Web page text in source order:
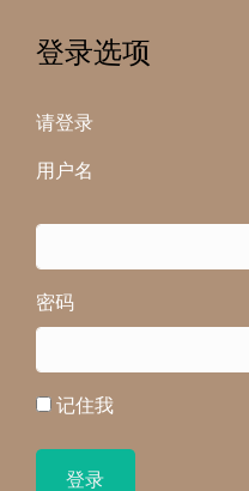
登录选项
请登录
用户名
密码
记住我